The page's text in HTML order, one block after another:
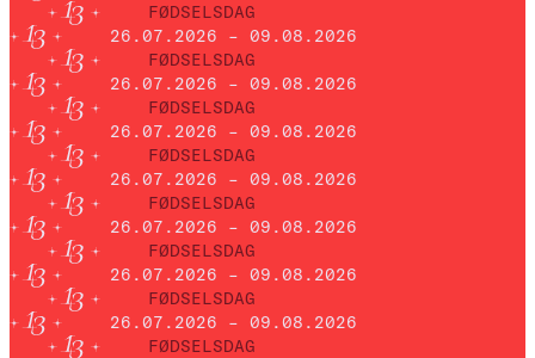
FØDSELSDAG
26.07.2026 – 09.08.2026
FØDSELSDAG
26.07.2026 – 09.08.2026
FØDSELSDAG
26.07.2026 – 09.08.2026
FØDSELSDAG
26.07.2026 – 09.08.2026
FØDSELSDAG
26.07.2026 – 09.08.2026
FØDSELSDAG
26.07.2026 – 09.08.2026
FØDSELSDAG
26.07.2026 – 09.08.2026
FØDSELSDAG